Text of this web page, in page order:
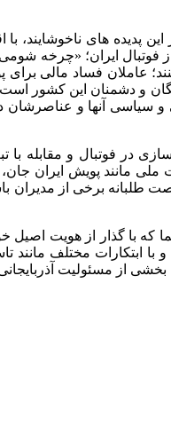
کردن عرصه فوتبال ایران از این پدیده
فوتبال ایران؛ «چرخه
عاملان فساد مالی برای
و دشمنان این کشور
سیاسی آنها و عناصرشان
در فوتبال و مقابله با
مانند پویش ایران
طلبانه برخی از مدیران
که با گذار از هویت
و با ابتکارات مختلف
از مسئولیت